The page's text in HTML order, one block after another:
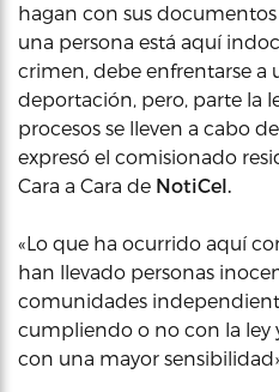
hagan con sus
una persona está aquí
crimen, debe enfrentarse a
deportación, pero, parte la
procesos se lleven a cabo
expresó el comisionado
Cara a Cara de NotiCel.
«Lo que ha ocurrido aquí
han llevado personas
comunidades
cumpliendo o no con la ley
con una mayor